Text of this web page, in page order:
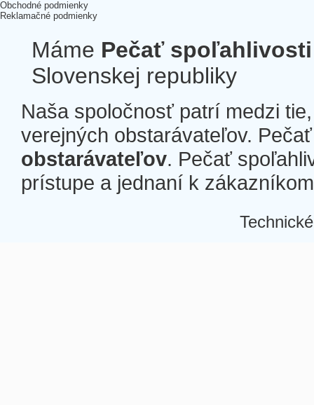
Obchodné podmienky
Reklamačné podmienky
Máme Pečať spoľahlivosti
Slovenskej republiky
Naša spoločnosť patrí medzi
verejných obstarávateľov.
obstarávateľov. Pečať
prístupe a jednaní k